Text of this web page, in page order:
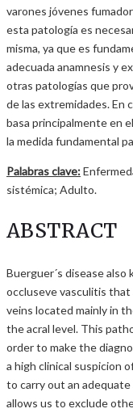
varones jóvenes
esta patología es
misma, ya que es
adecuada anamnesis y
otras patologías que
de las extremidades. En
basa principalmente en
la medida fundamental
Palabras clave:
sistémica; Adulto.
ABSTRACT
Buerguer´s disease
occluseve vasculitis that
veins located mainly in
the acral level. This
order to make the
a high clinical suspicion
to carry out an adequate
allows us to exclude